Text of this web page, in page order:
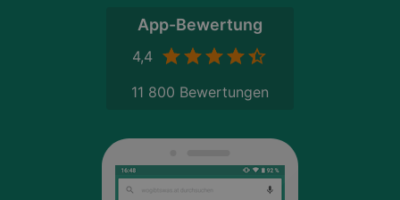
App-Bewertung
4,4
11 800 Bewertungen